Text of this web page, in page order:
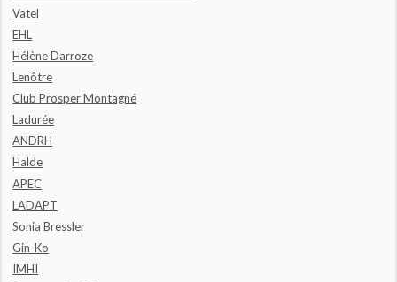
Vatel
EHL
Hélène Darroze
Lenôtre
Club Prosper Montagné
Ladurée
ANDRH
Halde
APEC
LADAPT
Sonia Bressler
Gin-Ko
IMHI